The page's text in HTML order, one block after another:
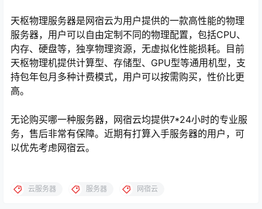
天枢物理服务器是网宿云为用户提供的一款高性能的物理
服务器，用户可以自由定制不同的物理配置，包括CPU、
内存、硬盘等，独享物理资源，无虚拟化性能损耗。目前
天枢物理机提供计算型、存储型、GPU型等通用机型，支
持包年包月多种计费模式，用户可以按需购买，性价比更
高。
无论购买哪一种服务器，网宿云均提供7*24小时的专业服
务，售后非常有保障。近期有打算入手服务器的用户，可
以优先考虑网宿云。
云服务器 服务器 网宿云